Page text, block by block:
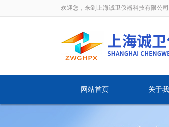
欢迎您，来到上海诚卫仪器科技有限公司
网站首页 关于